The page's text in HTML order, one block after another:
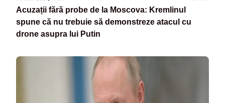
Acuzații fără probe de la Moscova: Kremlinul
spune că nu trebuie să demonstreze atacul cu
drone asupra lui Putin